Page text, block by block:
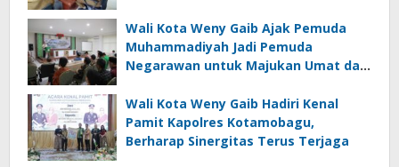
Wali Kota Weny Gaib Ajak Pemuda
Muhammadiyah Jadi Pemuda
Negarawan untuk Majukan Umat dan
Wali Kota Weny Gaib Hadiri Kenal
Pamit Kapolres Kotamobagu,
Berharap Sinergitas Terus Terjaga